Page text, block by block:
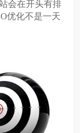
会在开头有排
优化不是一天